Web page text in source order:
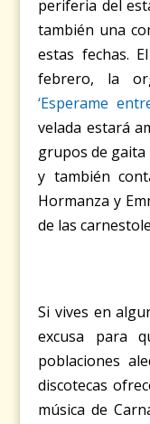
periferia del
también una
estas fechas.
febrero, la
‘Esperame
velada estará
grupos de gaita
y también
Hormanza y
de las
Si vives en
excusa para
poblaciones
discotecas
música de